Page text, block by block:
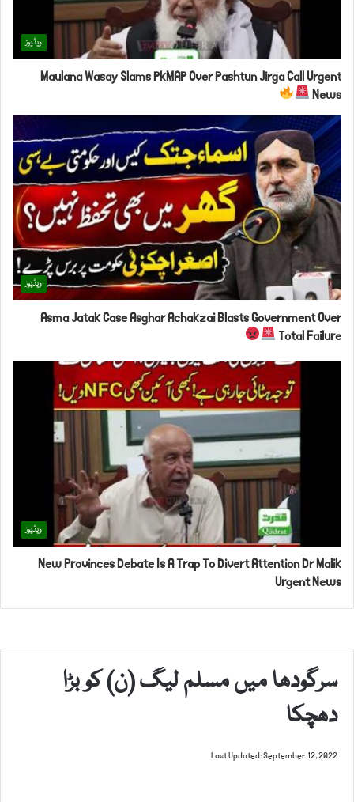
ویڈیوز
Maulana Wasay Slams PkMAP Over Pashtun Jirga Call Urgent
News
ویڈیوز
Asma Jatak Case Asghar Achakzai Blasts Government Over
Total Failure
ویڈیوز
New Provinces Debate Is A Trap To Divert Attention Dr Malik
Urgent News